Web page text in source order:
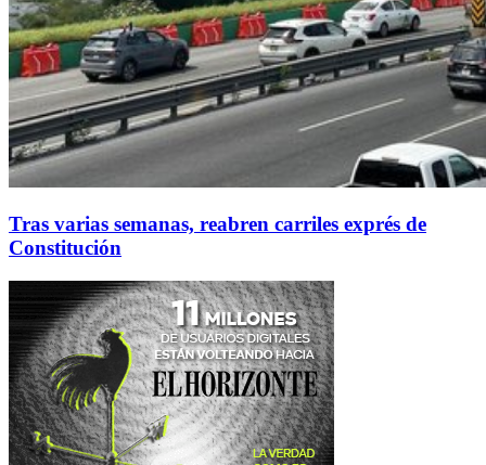
Tras varias semanas, reabren carriles exprés de
Constitución